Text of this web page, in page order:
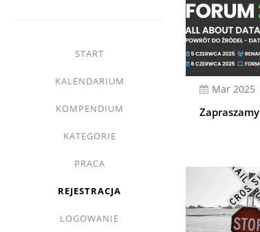
START
KALENDARIUM
KOMPENDIUM
KATEGORIE
PRACA
REJESTRACJA
LOGOWANIE
mar 2025